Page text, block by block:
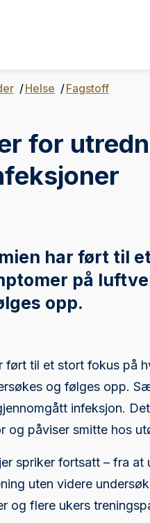
Helse Fagstoff
for
har ført til
på
opp.
ført til et stort fokus på
og følges opp.
infeksjon.
og påviser smitte hos
spriker fortsatt – fra
uten videre
og flere ukers